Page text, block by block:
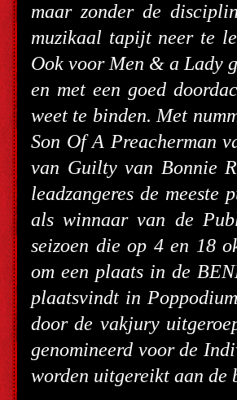
maar zonder de
muzikaal tapijt neer te
Ook voor Men & a Lady
en met een goed
weet te binden. Met
Son Of A Preacherman
van Guilty van Bonnie
leadzangeres de meeste
als winnaar van de
seizoen die op 4 en 18
om een plaats in de
plaatsvindt in
door de vakjury
genomineerd voor de
worden uitgereikt aan de